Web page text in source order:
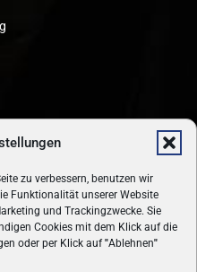
zu verbessern, benutzen wir
Funktionalität unserer Website
und Trackingzwecke. Sie
Cookies mit dem Klick auf die
oder per Klick auf"Ablehnen"